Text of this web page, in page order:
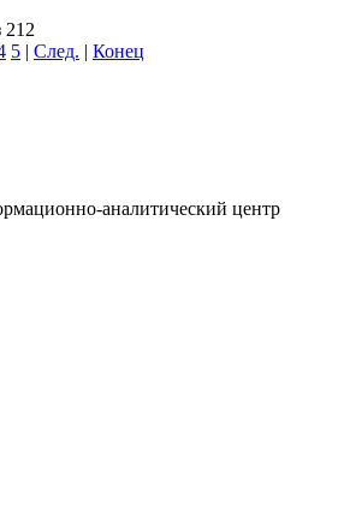
212
5 | След. | Конец
аналитический центр